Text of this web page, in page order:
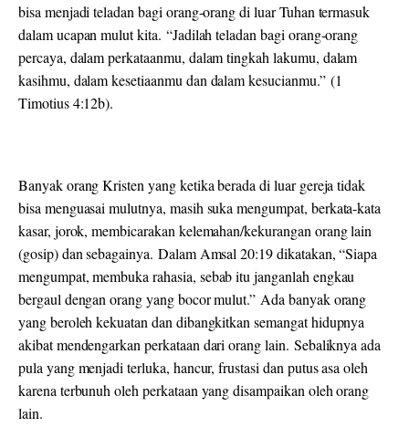
bisa menjadi teladan bagi orang-orang di luar Tuhan termasuk
dalam ucapan mulut kita. “Jadilah teladan bagi orang-orang
percaya, dalam perkataanmu, dalam tingkah lakumu, dalam
kasihmu, dalam kesetiaanmu dan dalam kesucianmu.” (1
Timotius 4:12b).
Banyak orang Kristen yang ketika berada di luar gereja tidak
bisa menguasai mulutnya, masih suka mengumpat, berkata-kata
kasar, jorok, membicarakan kelemahan/kekurangan orang lain
(gosip) dan sebagainya. Dalam Amsal 20:19 dikatakan, “Siapa
mengumpat, membuka rahasia, sebab itu janganlah engkau
bergaul dengan orang yang bocor mulut.” Ada banyak orang
yang beroleh kekuatan dan dibangkitkan semangat hidupnya
akibat mendengarkan perkataan dari orang lain. Sebaliknya ada
pula yang menjadi terluka, hancur, frustasi dan putus asa oleh
karena terbunuh oleh perkataan yang disampaikan oleh orang
lain.